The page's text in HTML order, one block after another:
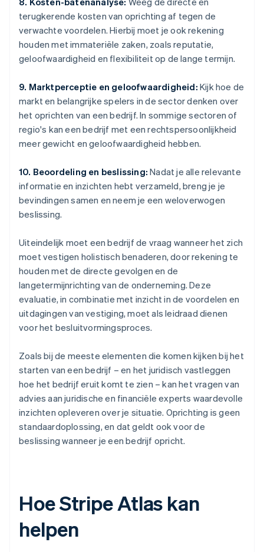
terugkerende kosten van oprichting af tegen de
verwachte voordelen. Hierbij moet je ook rekening
houden met immateriële zaken, zoals reputatie,
geloofwaardigheid en flexibiliteit op de lange termijn.
9. Marktperceptie en geloofwaardigheid: Kijk hoe de
markt en belangrijke spelers in de sector denken over
het oprichten van een bedrijf. In sommige sectoren of
regio's kan een bedrijf met een rechtspersoonlijkheid
meer gewicht en geloofwaardigheid hebben.
10. Beoordeling en beslissing: Nadat je alle relevante
informatie en inzichten hebt verzameld, breng je je
bevindingen samen en neem je een weloverwogen
beslissing.
Uiteindelijk moet een bedrijf de vraag wanneer het zich
moet vestigen holistisch benaderen, door rekening te
houden met de directe gevolgen en de
langetermijnrichting van de onderneming. Deze
evaluatie, in combinatie met inzicht in de voordelen en
uitdagingen van vestiging, moet als leidraad dienen
voor het besluitvormingsproces.
Zoals bij de meeste elementen die komen kijken bij het
starten van een bedrijf – en het juridisch vastleggen
hoe het bedrijf eruit komt te zien – kan het vragen van
advies aan juridische en financiële experts waardevolle
inzichten opleveren over je situatie. Oprichting is geen
standaardoplossing, en dat geldt ook voor de
beslissing wanneer je een bedrijf opricht.
Hoe Stripe Atlas kan
helpen